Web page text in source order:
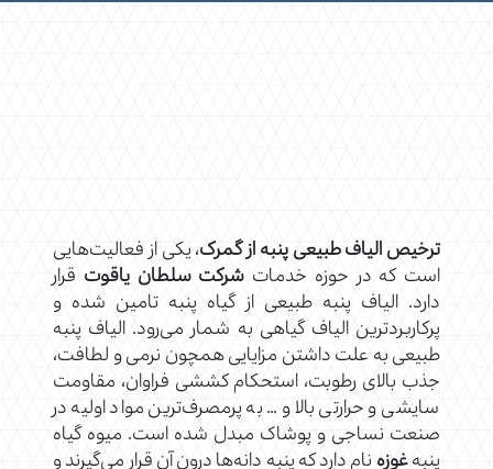
ترخیص الیاف طبیعی پنبه از گمرک، یکی از فعالیت‌هایی
است که در حوزه خدمات شرکت سلطان یاقوت قرار
دارد. الیاف پنبه طبیعی از گیاه پنبه تامین شده و
پرکاربردترین الیاف گیاهی به شمار می‌رود. الیاف پنبه
طبیعی به علت داشتن مزایایی همچون نرمی و لطافت،
جذب بالای رطوبت، استحکام کششی فراوان، مقاومت
سایشی و حرارتی بالا و … به پرمصرف‌ترین مواد اولیه در
صنعت نساجی و پوشاک مبدل شده است. میوه گیاه
پنبهغوزه نام دارد که پنبه دانه‌ها درون آن قرار می‌گیرند و